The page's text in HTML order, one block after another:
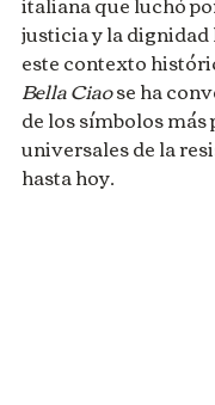
justicia y la dignidad
este contexto
Bella Ciao se ha
de los símbolos más
universales de la
hasta hoy.